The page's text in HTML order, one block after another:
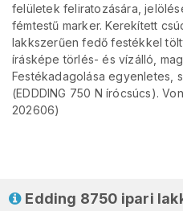
felületek feliratozására,
fémtestű marker. Kerekített
lakkszerűen fedő festékkel
írásképe törlés- és vízálló,
Festékadagolása egyenletes,
(EDDDING 750 N írócsúcs).
202606)
Edding 8750 ipari